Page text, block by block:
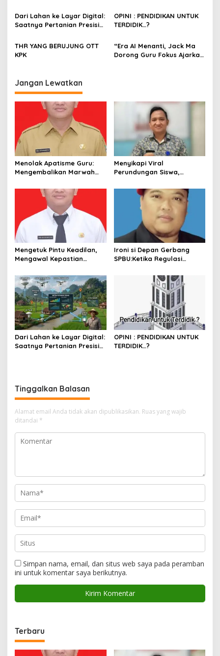
APBN
Membentur Perut Rakyat
Miskin
Dari Lahan ke Layar Digital:
Saatnya Pertanian Presisi
Lubuklinggau
OPINI : PENDIDIKAN UNTUK
TERDIDIK…?
THR YANG BERUJUNG OTT
KPK
“Era AI Menanti, Jack Ma
Dorong Guru Fokus Ajarkan
Jangan Lewatkan
Menolak Apatisme Guru:
Mengembalikan Marwah
Bayang Kriminalisasi
Menyikapi Viral
Perundungan Siswa,
Fondasi Etika di Sekolah
Mengetuk Pintu Keadilan,
Mengawal Kepastian
APBN
Ironi si Depan Gerbang
SPBU:Ketika Regulasi
Membentur Perut Rakyat
Dari Lahan ke Layar Digital:
Saatnya Pertanian Presisi
OPINI : PENDIDIKAN UNTUK
TERDIDIK…?
Tinggalkan Balasan
Alamat email Anda tidak akan dipublikasikan. Ruas yang wajib
ditandai *
Simpan nama, email, dan situs web saya pada peramban
ini untuk komentar saya berikutnya.
Terbaru